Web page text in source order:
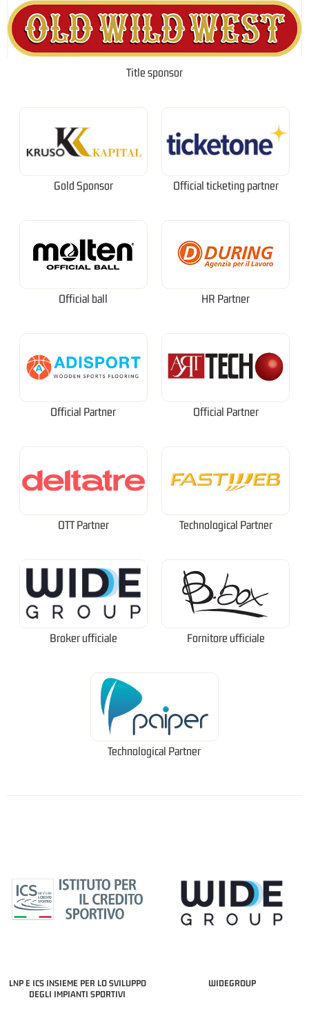
Title sponsor
Gold Sponsor Official ticketing partner
Official ball HR Partner
Official Partner Official Partner
OTT Partner Technological Partner
Broker ufficiale Fornitore ufficiale
Technological Partner
LNP E ICS INSIEME PER LO SVILUPPO
DEGLI IMPIANTI SPORTIVI
WIDEGROUP